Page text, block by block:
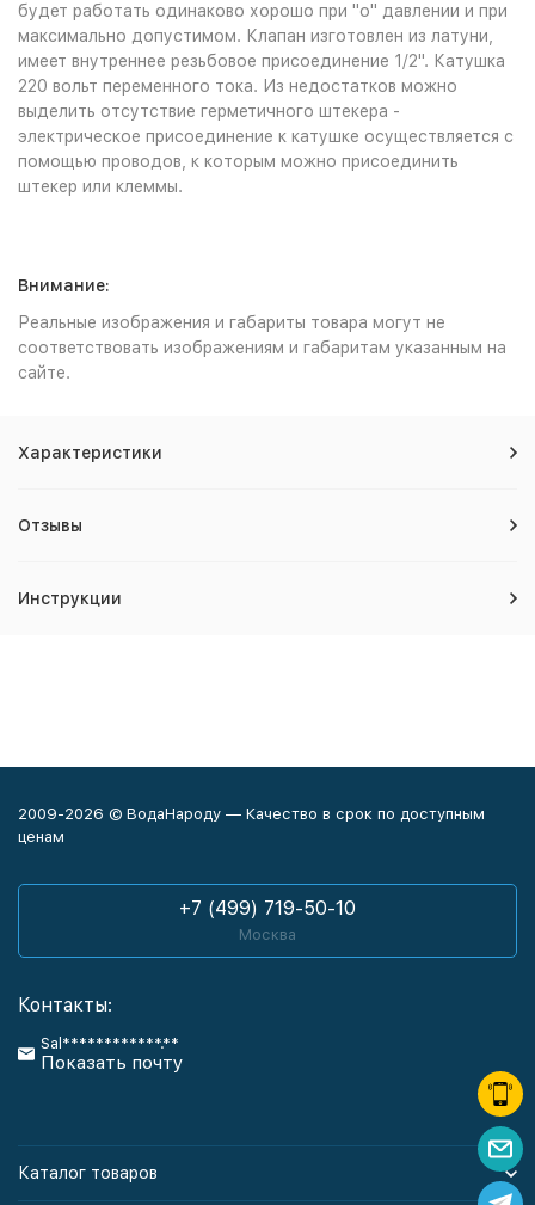
будет работать одинаково хорошо при "о" давлении и при
максимально допустимом. Клапан изготовлен из латуни,
имеет внутреннее резьбовое присоединение 1/2". Катушка
220 вольт переменного тока. Из недостатков можно
выделить отсутствие герметичного штекера -
электрическое присоединение к катушке осуществляется с
помощью проводов, к которым можно присоединить
штекер или клеммы.
Внимание:
Реальные изображения и габариты товара могут не
соответствовать изображениям и габаритам указанным на
сайте.
Характеристики
Отзывы
Инструкции
2009-2026 © ВодаНароду — Качество в срок по доступным
ценам
+7 (499) 719-50-10
Москва
Контакты:
Sal************.**
Показать почту
Каталог товаров